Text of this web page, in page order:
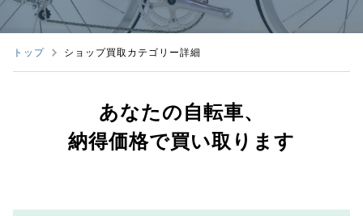
トップ ショップ買取カテゴリー詳細
あなたの自転車、
納得価格で買い取ります